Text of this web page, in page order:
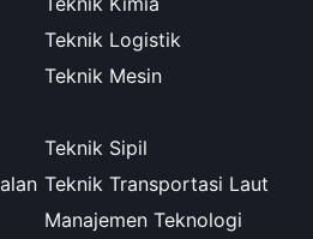
Teknik Logistik
Teknik Mesin
Teknik Sipil
Teknik Transportasi Laut
Manajemen Teknologi